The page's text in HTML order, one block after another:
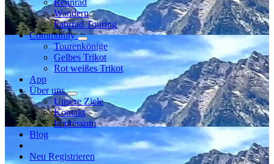
Rennrad
Wandern
Fahrrad Touring
Community
Tourenkönige
Gelbes Trikot
Rot weißes Trikot
App
Über uns
Unsere Ziele
Kontakt
Impressum
Blog
Neu Registrieren